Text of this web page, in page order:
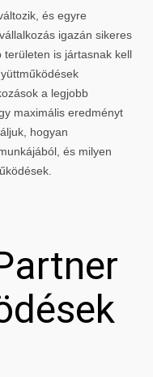
és egyre
igazán sikeres
is jártasnak kell
a legjobb
maximális eredményt
hogyan
és milyen